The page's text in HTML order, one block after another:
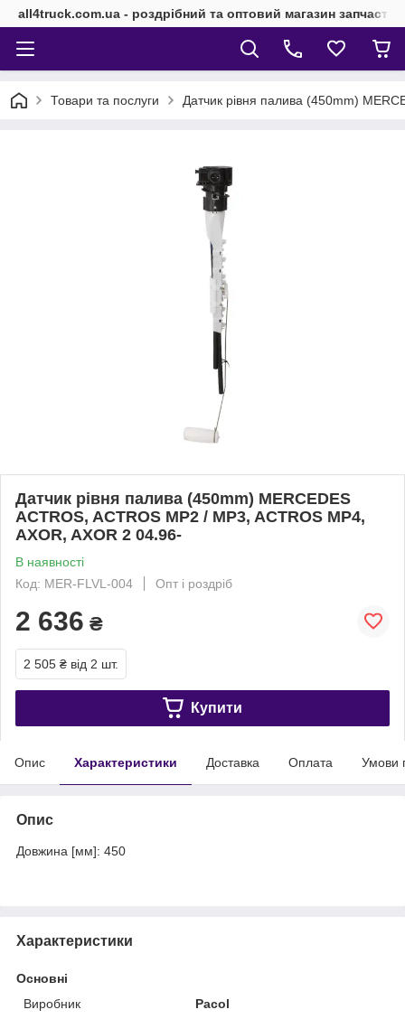
all4truck.com.ua - роздрібний та оптовий магазин
Товари та послуги Датчик рівня палива (450mm)
Датчик рівня палива (450mm) MERCEDES
ACTROS, ACTROS MP2 / MP3, ACTROS MP4,
AXOR, AXOR 2 04.96-
В наявності
Код: MER-FLVL-004
Опт і роздріб
2 636 ₴
2 505 ₴ від 2 шт.
Купити
Опис Характеристики Доставка Оплата Умови
Опис
Довжина [мм]: 450
Характеристики
Основні
Виробник
Pacol